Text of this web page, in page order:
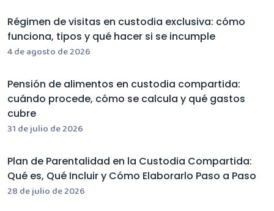
Régimen de visitas en custodia exclusiva: cómo
funciona, tipos y qué hacer si se incumple
4 de agosto de 2026
Pensión de alimentos en custodia compartida:
cuándo procede, cómo se calcula y qué gastos
cubre
31 de julio de 2026
Plan de Parentalidad en la Custodia Compartida:
Qué es, Qué Incluir y Cómo Elaborarlo Paso a Paso
28 de julio de 2026